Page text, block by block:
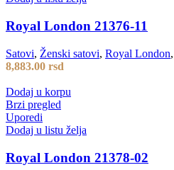
Royal London 21376-11
Satovi, Ženski satovi, Royal London,
8,883.00 rsd
Dodaj u korpu
Brzi pregled
Uporedi
Dodaj u listu želja
Royal London 21378-02